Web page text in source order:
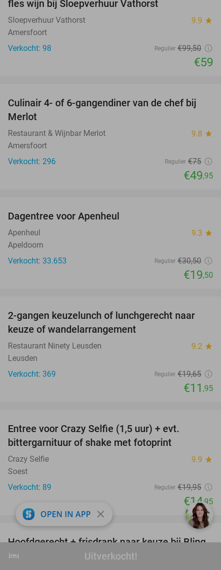
Uitverkocht!
hotel Uitverkocht!
fles wijn bij Sloepverhuur Vathorst
Sloepverhuur Vathorst 9.9 star
Amersfoort
Verkocht: 98
Regulier €99,50
€59
33%
Culinair 4- of 6-gangendiner van de chef bij
Merlot
Restaurant & Wijnbar Merlot 9.8 star
Amersfoort
Verkocht: 296
Regulier €75
€49,95
Dagentree voor Apenheul
Apenheul 9.3 star
Apeldoorn
Verkocht: 33.653
Regulier €30,50
€19,50
39%
2-gangen keuzelunch of lunchgerecht naar
keuze of wandelarrangement
Restaurant Ninety Leusden 9.2 star
Leusden
Verkocht: 369
Regulier €19,65
€11 ,95
Entree voor Crazy Selfie (1,5 uur) + evt.
bittergarnituur of shake met fotoprint
Crazy Selfie 9.9 star
Soest
Verkocht: 89
Regulier €19,95
€14,95
39%
favorite_border
Hoofdgerecht + frisdrank naar keuze bij Bling
Bling
OPEN IN APP close